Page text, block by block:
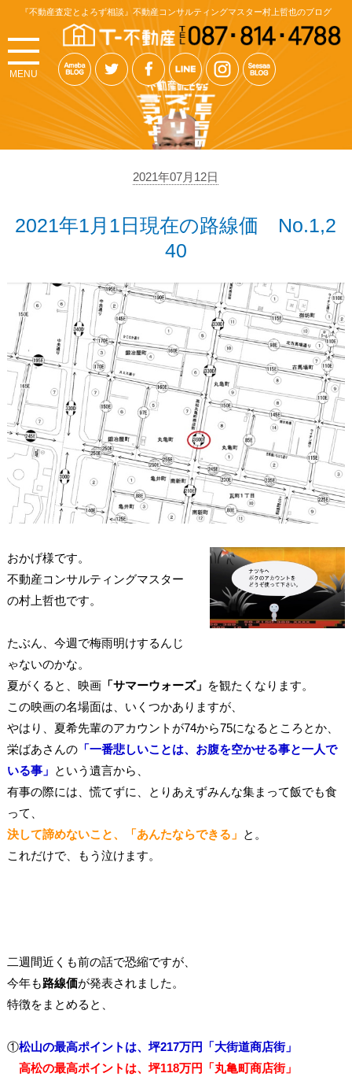
『不動産査定とよろず相談』不動産コンサルティングマスター村上哲也のブログ
MENU
2021年07月12日
2021年1月1日現在の路線価 No.1,2
40
おかげ様です。
不動産コンサルティングマスター
の村上哲也です。
たぶん、今週で梅雨明けするんじ
ゃないのかな。
夏がくると、映画「サマーウォーズ」 を観たくなります。
この映画の名場面は、いくつかありますが、
やはり、夏希先輩のアカウントが74から75になるところとか、
栄ばあさんの「一番悲しいことは、お腹を空かせる事と一人で
いる事」 という遺言から、
有事の際には、慌てずに、とりあえずみんな集まって飯でも食
って、
決して諦めないこと、「あんたならできる」 と。
これだけで、もう泣けます。
二週間近くも前の話で恐縮ですが、
今年も路線価が発表されました。
特徴をまとめると、
①松山の最高ポイントは、坪217万円「大街道商店街」
高松の最高ポイントは、坪118万円「丸亀町商店街」